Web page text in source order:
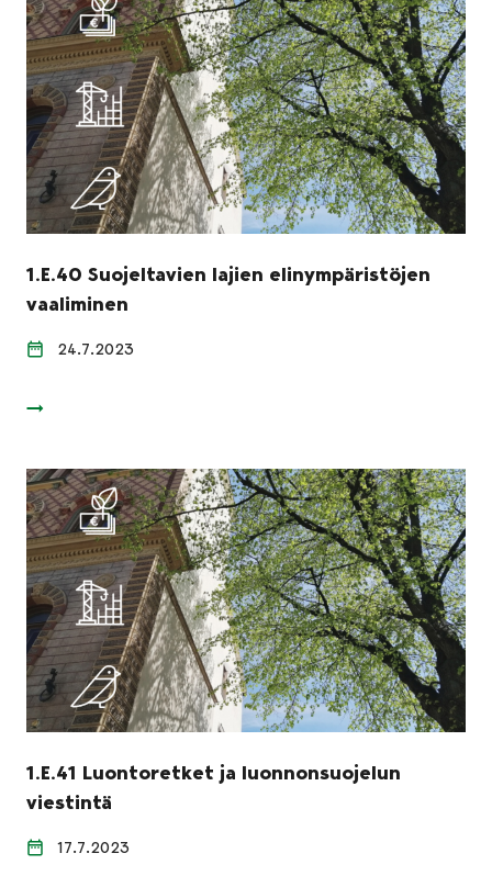
1.E.40 Suojeltavien lajien elinympäristöjen
vaaliminen
24.7.2023
1.E.41 Luontoretket ja luonnonsuojelun
viestintä
17.7.2023